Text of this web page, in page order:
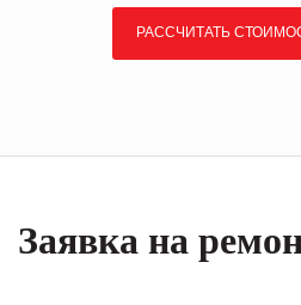
РАССЧИТАТЬ
Заявка на